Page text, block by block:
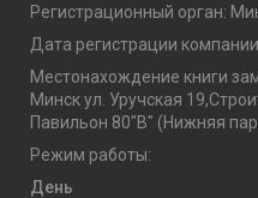
Регистрационный орган:
Дата регистрации
Местонахождение книги
Минск ул. Уручская
Павильон 80"В" (Нижняя
Режим работы:
День